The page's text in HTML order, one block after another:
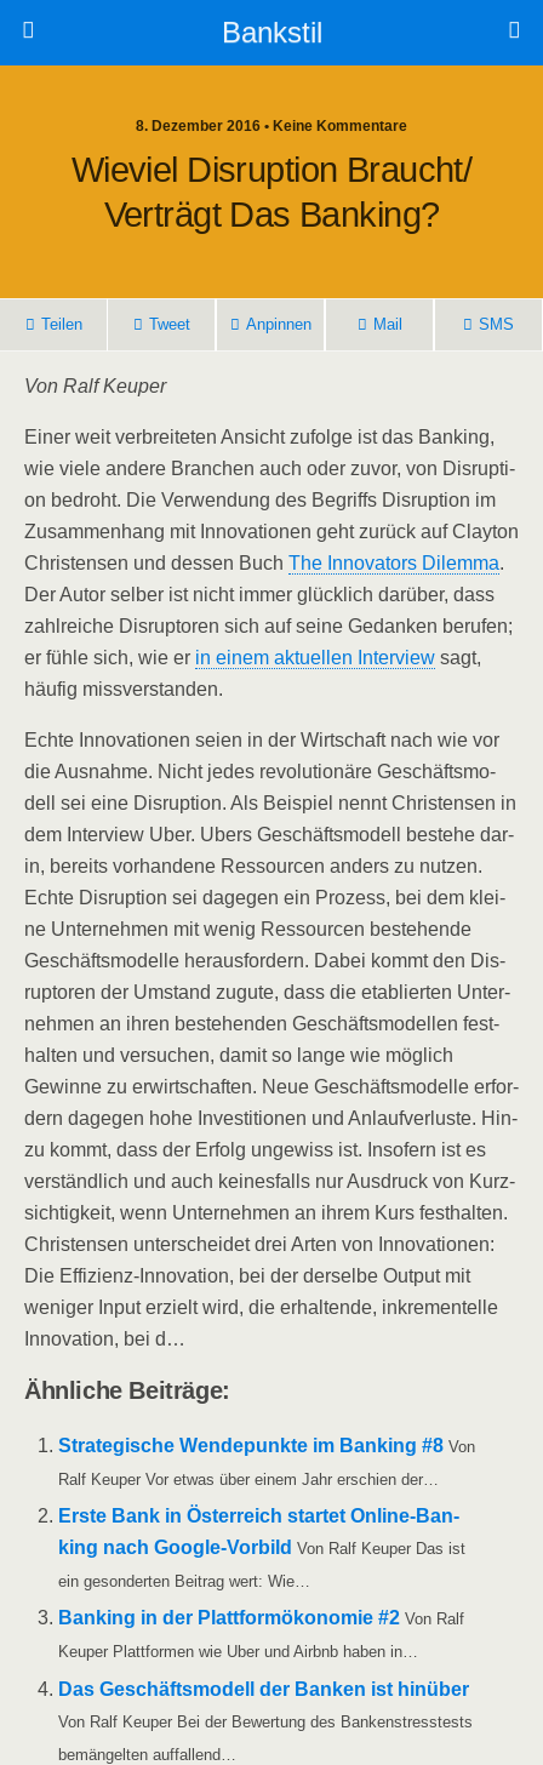
Bankstil
8. Dezember 2016 • Keine Kommentare
Wie­viel Dis­rup­ti­on Braucht/​
Verträgt Das Banking?
Tei­len Tweet Anpin­nen Mail SMS
Von Ralf Keuper
Einer weit ver­brei­te­ten Ansicht zufol­ge ist das Ban­king,
wie vie­le ande­re Bran­chen auch oder zuvor, von Dis­rup­ti­
on bedroht. Die Ver­wen­dung des Begriffs Dis­rup­ti­on im
Zusam­men­hang mit Inno­va­tio­nen geht zurück auf Clay­ton
Chris­ten­sen und des­sen Buch The Inno­va­tors Dilem­ma.
Der Autor sel­ber ist nicht immer glück­lich dar­über, dass
zahl­rei­che Dis­rup­t­o­ren sich auf sei­ne Gedan­ken beru­fen;
er füh­le sich, wie er in einem aktu­el­len Inter­view sagt,
häu­fig missverstanden.
Ech­te Inno­va­tio­nen sei­en in der Wirt­schaft nach wie vor
die Aus­nah­me. Nicht jedes revo­lu­tio­nä­re Geschäfts­mo­
dell sei eine Dis­rup­ti­on. Als Bei­spiel nennt Chris­ten­sen in
dem Inter­view Uber. Ubers Geschäfts­mo­dell bestehe dar­
in, bereits vor­han­de­ne Res­sour­cen anders zu nut­zen.
Ech­te Dis­rup­ti­on sei dage­gen ein Pro­zess, bei dem klei­
ne Unter­neh­men mit wenig Res­sour­cen bestehen­de
Geschäfts­mo­del­le her­aus­for­dern. Dabei kommt den Dis­
rup­t­o­ren der Umstand zugu­te, dass die eta­blier­ten Unter­
neh­men an ihren bestehen­den Geschäfts­mo­del­len fest­
hal­ten und ver­su­chen, damit so lan­ge wie mög­lich
Gewin­ne zu erwirt­schaf­ten. Neue Geschäfts­mo­del­le erfor­
dern dage­gen hohe Inves­ti­tio­nen und Anlauf­ver­lus­te. Hin­
zu kommt, dass der Erfolg unge­wiss ist. Inso­fern ist es
ver­ständ­lich und auch kei­nes­falls nur Aus­druck von Kurz­
sich­tig­keit, wenn Unter­neh­men an ihrem Kurs fest­hal­ten.
Chris­ten­sen unter­schei­det drei Arten von Inno­va­tio­nen:
Die Effi­zi­enz-Inno­va­ti­on, bei der der­sel­be Out­put mit
weni­ger Input erzielt wird, die erhal­ten­de, inkre­men­tel­le
Inno­va­ti­on, bei d…
Ähn­li­che Beiträge:
Stra­te­gi­sche Wen­de­punk­te im Ban­king #8 Von
Ralf Keu­per Vor etwas über einem Jahr erschien der…
Ers­te Bank in Öster­reich star­tet Online-Ban­
king nach Goog­le-Vor­bild Von Ralf Keu­per Das ist
ein geson­der­ten Bei­trag wert: Wie…
Ban­king in der Platt­form­öko­no­mie #2 Von Ralf
Keu­per Platt­for­men wie Uber und Airbnb haben in…
Das Geschäfts­mo­dell der Ban­ken ist hin­über
Von Ralf Keu­per Bei der Bewer­tung des Ban­ken­stress­tests
bemän­gel­ten auffallend…